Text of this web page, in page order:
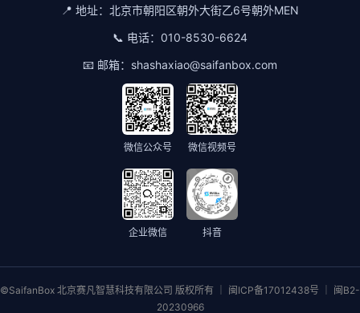
📍 地址： 北京市朝阳区朝外大街乙6号朝外MEN
📞 电话： 010-8530-6624
📧 邮箱： shashaxiao@saifanbox.com
微信公众号 微信视频号
企业微信 抖音
©SaifanBox 北京赛凡智慧科技有限公司 版权所有 ｜ 闽ICP备17012438号 ｜ 闽B2-
20230966